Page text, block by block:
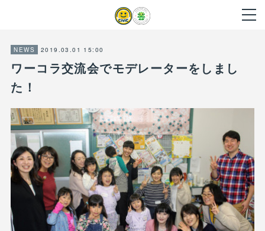
NEWS 2019.03.01 15:00
ワーコラ交流会でモデレーターをしまし
た！